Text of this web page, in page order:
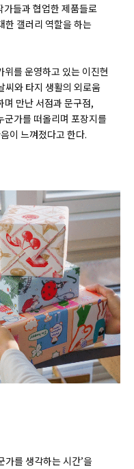
들과 협업한 제품들로
한 갤러리 역할을 하는
를 운영하고 있는 이진현
씨와 타지 생활의 외로움
며 만난 서점과 문구점,
군가를 떠올리며 포장지를
이 느껴졌다고 한다.
가를 생각하는 시간’을